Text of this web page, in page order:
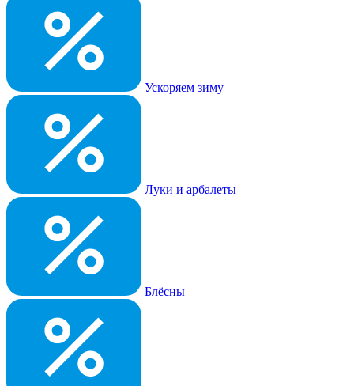
Ускоряем зиму
Луки и арбалеты
Блёсны